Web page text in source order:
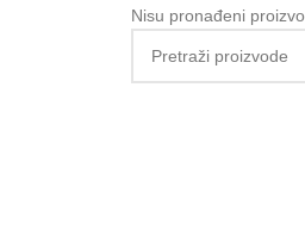
Nisu pronađeni